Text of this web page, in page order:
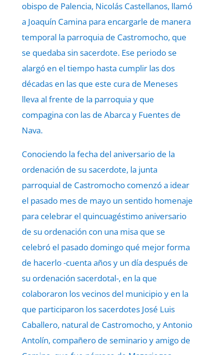
obispo de Palencia, Nicolás Castellanos, llamó
a Joaquín Camina para encargarle de manera
temporal la parroquia de Castromocho, que
se quedaba sin sacerdote. Ese periodo se
alargó en el tiempo hasta cumplir las dos
décadas en las que este cura de Meneses
lleva al frente de la parroquia y que
compagina con las de Abarca y Fuentes de
Nava.
Conociendo la fecha del aniversario de la
ordenación de su sacerdote, la junta
parroquial de Castromocho comenzó a idear
el pasado mes de mayo un sentido homenaje
para celebrar el quincuagéstimo aniversario
de su ordenación con una misa que se
celebró el pasado domingo qué mejor forma
de hacerlo -cuenta años y un día después de
su ordenación sacerdotal-, en la que
colaboraron los vecinos del municipio y en la
que participaron los sacerdotes José Luis
Caballero, natural de Castromocho, y Antonio
Antolín, compañero de seminario y amigo de